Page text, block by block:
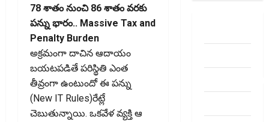
78 శాతం నుంచి 86 శాతం వరకు
పన్ను భారం.. Massive Tax and
Penalty Burden
అక్రమంగా దాచిన ఆదాయం
బయటపడితే పరిస్థితి ఎంత
తీవ్రంగా ఉంటుందో ఈ పన్ను
(New IT Rules)రేట్లే
చెబుతున్నాయి. ఒకవేళ వ్యక్తి ఆ